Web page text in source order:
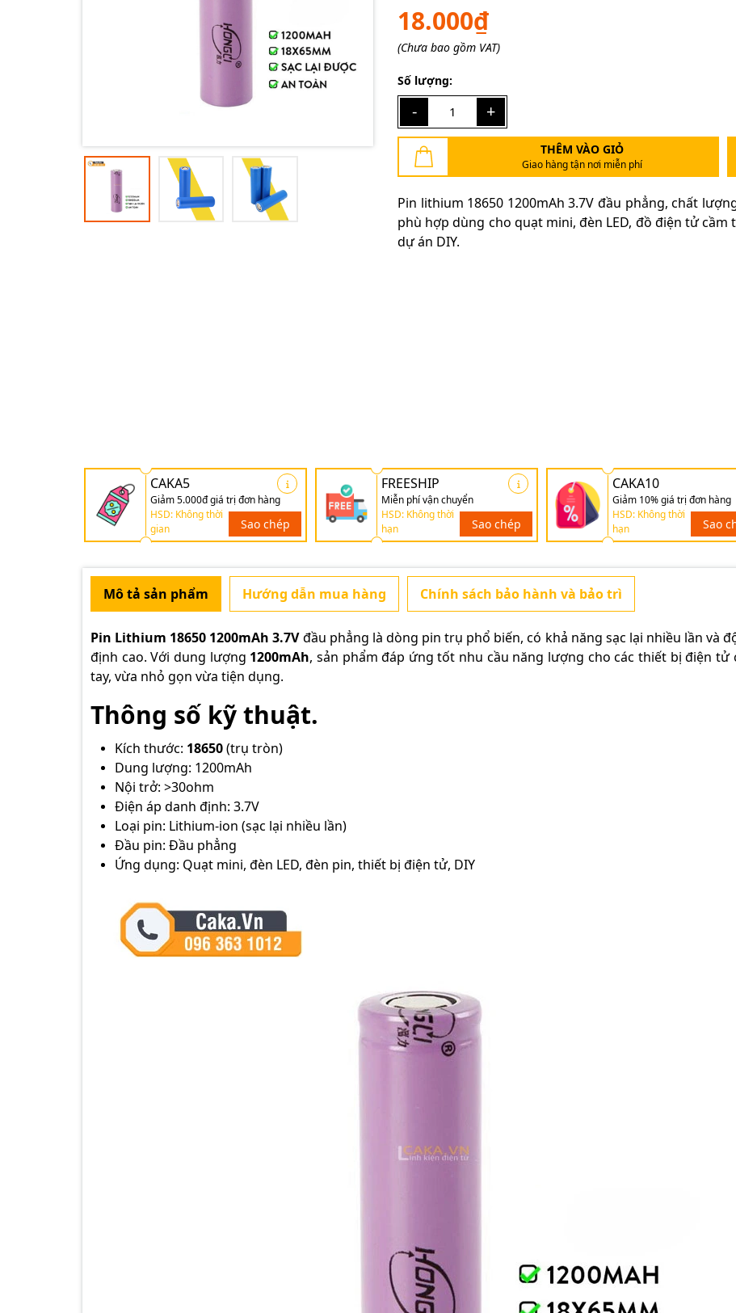
18.000₫
(Chưa bao gồm VAT)
Số lượng:
- +
THÊM VÀO GIỎ
Giao hàng tận nơi miễn phí
Pin lithium 18650 1200mAh 3.7V đầu phẳng, chất
phù hợp dùng cho quạt mini, đèn LED, đồ điện tử cầm
dự án DIY.
CAKA5
Giảm 5.000đ giá trị đơn hàng
HSD: Không thời
gian
Sao chép
FREESHIP
Miễn phí vận chuyển
HSD: Không thời
hạn
Sao chép
CAKA10
Giảm 10% giá trị đơn hàng
HSD: Không thời
hạn
Sao
Mã giảm giá:
Ngày hết hạn:
Điều kiện:
Mô tả sản phẩm Hướng dẫn mua hàng Chính sách bảo hành và bảo trì
Pin Lithium 18650 1200mAh 3.7Vđầu phẳng là dòng pin trụ phổ biến, có khả năng sạc lại nhiều lần và
định cao. Với dung lượng 1200mAh, sản phẩm đáp ứng tốt nhu cầu năng lượng cho các thiết bị điện tử
tay, vừa nhỏ gọn vừa tiện dụng.
Thông số kỹ thuật.
Kích thước: 18650(trụ tròn)
Dung lượng: 1200mAh
Nội trở: >30ohm
Điện áp danh định: 3.7V
Loại pin: Lithium-ion (sạc lại nhiều lần)
Đầu pin: Đầu phẳng
Ứng dụng: Quạt mini, đèn LED, đèn pin, thiết bị điện tử, DIY